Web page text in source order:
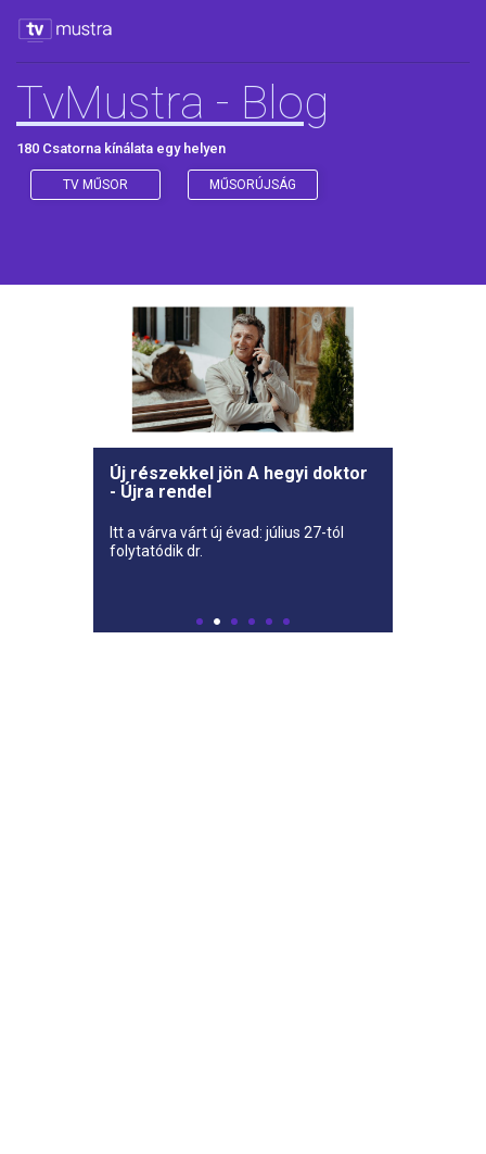
TvMustra - Blog
180 Csatorna kínálata egy helyen
TV MŰSOR MŰSORÚJSÁG
Új részekkel jön A hegyi doktor
- Újra rendel
Itt a várva várt új évad: július 27-tól
folytatódik dr.